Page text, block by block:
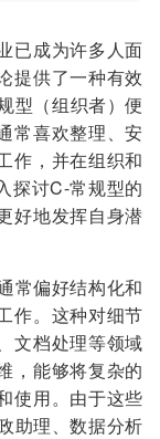
已成为许多人面
提供了一种有效
型（组织者）便
常喜欢整理、安
作，并在组织和
探讨C-常规型的
好地发挥自身潜
常偏好结构化和
作。这种对细节
文档处理等领域
，能够将复杂的
使用。由于这些
助理、数据分析